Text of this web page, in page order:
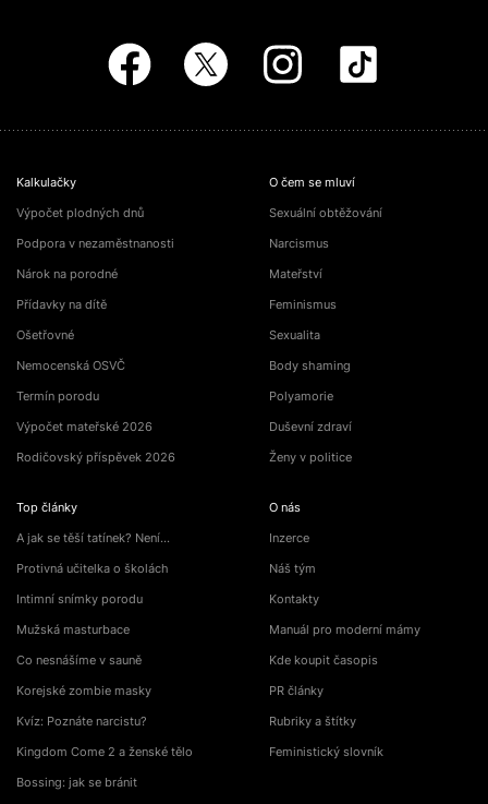
Kalkulačky
Výpočet plodných dnů
Podpora v nezaměstnanosti
Nárok na porodné
Přídavky na dítě
Ošetřovné
Nemocenská OSVČ
Termín porodu
Výpočet mateřské 2026
Rodičovský příspěvek 2026
Top články
A jak se těší tatínek? Není…
Protivná učitelka o školách
Intimní snímky porodu
Mužská masturbace
Co nesnášíme v sauně
Korejské zombie masky
Kvíz: Poznáte narcistu?
Kingdom Come 2 a ženské tělo
Bossing: jak se bránit
O čem se mluví
Sexuální obtěžování
Narcismus
Mateřství
Feminismus
Sexualita
Body shaming
Polyamorie
Duševní zdraví
Ženy v politice
O nás
Inzerce
Náš tým
Kontakty
Manuál pro moderní mámy
Kde koupit časopis
PR články
Rubriky a štítky
Feministický slovník